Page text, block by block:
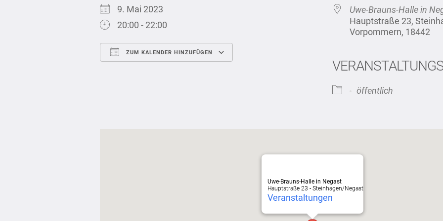
9. Mai 2023
20:00 - 22:00
ZUM KALENDER HINZUFÜGEN
iCalendar
Uwe-Brauns-Halle in
Hauptstraße 23,
Vorpommern, 18442
öffentlich
Uwe-Brauns-Halle in Negast
Hauptstraße 23 - Steinhagen/Negast
Veranstaltungen